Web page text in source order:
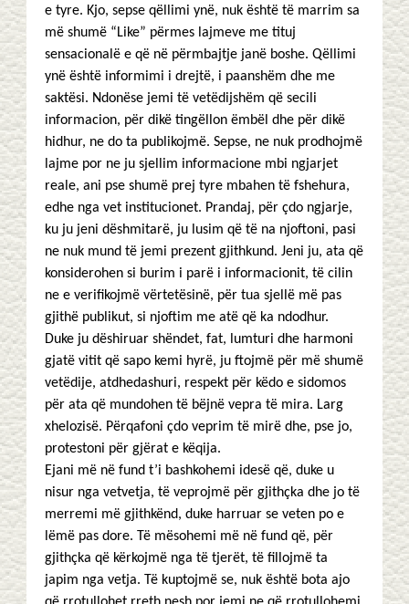
e tyre. Kjo, sepse qëllimi ynë, nuk është të marrim sa
më shumë “Like” përmes lajmeve me tituj
sensacionalë e që në përmbajtje janë boshe. Qëllimi
ynë është informimi i drejtë, i paanshëm dhe me
saktësi. Ndonëse jemi të vetëdijshëm që secili
informacion, për dikë tingëllon ëmbël dhe për dikë
hidhur, ne do ta publikojmë. Sepse, ne nuk prodhojmë
lajme por ne ju sjellim informacione mbi ngjarjet
reale, ani pse shumë prej tyre mbahen të fshehura,
edhe nga vet institucionet. Prandaj, për çdo ngjarje,
ku ju jeni dëshmitarë, ju lusim që të na njoftoni, pasi
ne nuk mund të jemi prezent gjithkund. Jeni ju, ata që
konsiderohen si burim i parë i informacionit, të cilin
ne e verifikojmë vërtetësinë, për tua sjellë më pas
gjithë publikut, si njoftim me atë që ka ndodhur.
Duke ju dëshiruar shëndet, fat, lumturi dhe harmoni
gjatë vitit që sapo kemi hyrë, ju ftojmë për më shumë
vetëdije, atdhedashuri, respekt për këdo e sidomos
për ata që mundohen të bëjnë vepra të mira. Larg
xhelozisë. Përqafoni çdo veprim të mirë dhe, pse jo,
protestoni për gjërat e këqija.
Ejani më në fund t’i bashkohemi idesë që, duke u
nisur nga vetvetja, të veprojmë për gjithçka dhe jo të
merremi më gjithkënd, duke harruar se veten po e
lëmë pas dore. Të mësohemi më në fund që, për
gjithçka që kërkojmë nga të tjerët, të fillojmë ta
japim nga vetja. Të kuptojmë se, nuk është bota ajo